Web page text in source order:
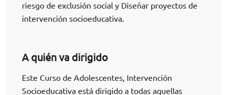
riesgo de exclusión social y Diseñar proyectos de
intervención socioeducativa.
A quién va dirigido
Este Curso de Adolescentes, Intervención
Socioeducativa está dirigido a todas aquellas